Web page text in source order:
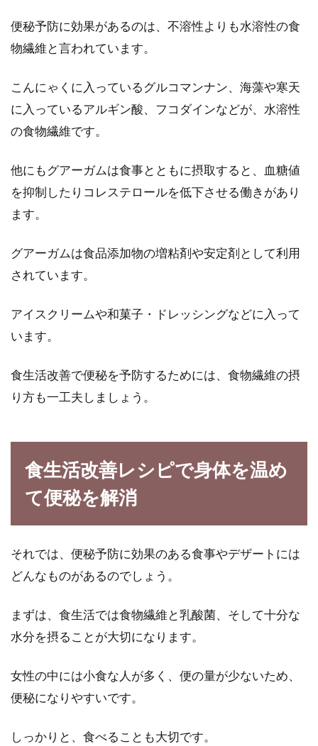
便秘予防に効果があるのは、不溶性よりも水溶性の食
物繊維と言われています。
こんにゃくに入っているグルコマンナン、海藻や寒天
に入っているアルギン酸、フコダインなどが、水溶性
の食物繊維です。
他にもグアーガムは食事とともに摂取すると、血糖値
を抑制したりコレステロールを低下させる働きがあり
ます。
グアーガムは食品添加物の増粘剤や安定剤として利用
されています。
アイスクリームや和菓子・ドレッシングなどに入って
います。
食生活改善で便秘を予防するためには、食物繊維の摂
り方も一工夫しましょう。
食生活改善レシピで身体を温め
て便秘を解消
それでは、便秘予防に効果のある食事やデザートには
どんなものがあるのでしょう。
まずは、食生活では食物繊維と乳酸菌、そして十分な
水分を摂ることが大切になります。
女性の中には小食な人が多く、便の量が少ないため、
便秘になりやすいです。
しっかりと、食べることも大切です。